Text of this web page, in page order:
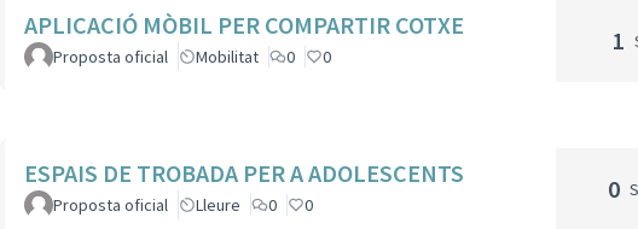
APLICACIÓ MÒBIL PER COMPARTIR COTXE
Proposta oficial Mobilitat 0 0
1
ESPAIS DE TROBADA PER A ADOLESCENTS
Proposta oficial Lleure 0 0
0